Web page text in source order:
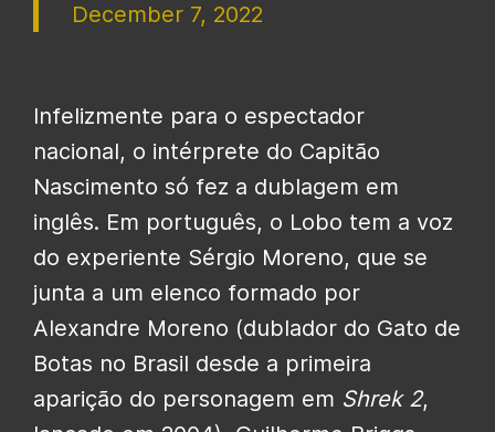
December 7, 2022
Infelizmente para o espectador
nacional, o intérprete do Capitão
Nascimento só fez a dublagem em
inglês. Em português, o Lobo tem a voz
do experiente Sérgio Moreno, que se
junta a um elenco formado por
Alexandre Moreno (dublador do Gato de
Botas no Brasil desde a primeira
aparição do personagem em Shrek 2,